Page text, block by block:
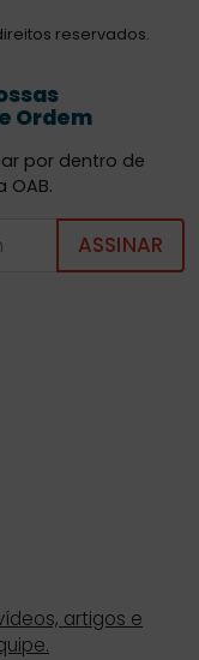
reservados.
Ordem
por dentro de
OAB.
ASSINAR
artigos e